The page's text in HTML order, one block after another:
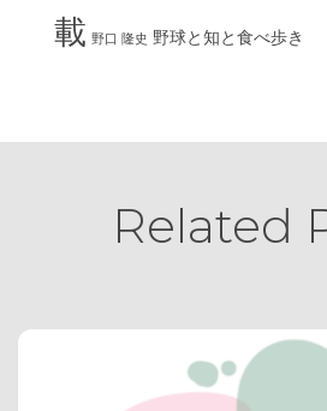
載 野口 隆史 野球と知と食べ歩き
Related